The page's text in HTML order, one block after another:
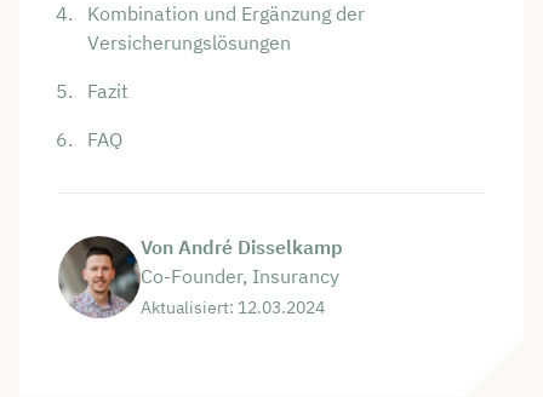
Kombination und Ergänzung der
Versicherungslösungen
Fazit
FAQ
Von André Disselkamp
Co-Founder, Insurancy
Aktualisiert: 12.03.2024